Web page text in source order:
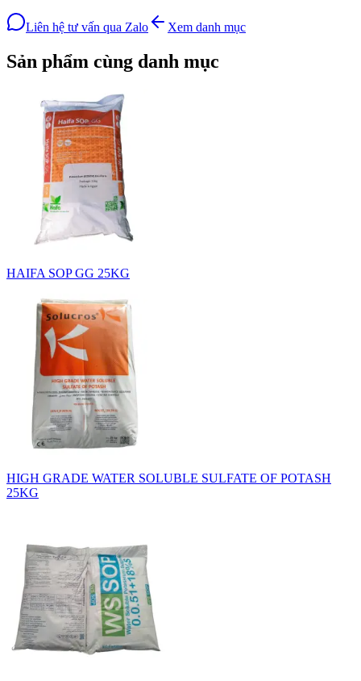
Liên hệ tư vấn qua Zalo Xem danh mục
Sản phẩm cùng danh mục
HAIFA SOP GG 25KG
HIGH GRADE WATER SOLUBLE SULFATE OF POTASH
25KG